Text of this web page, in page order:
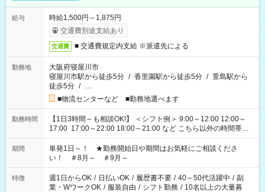
給与
時給1,500円～1,875円
交通費別途支給あり
交通費 ■ 交通費規定内支給 ※派遣先による
勤務地
大阪府寝屋川市
寝屋川市駅から徒歩5分 / 香里園駅から徒歩5分 / 萱島駅から
徒歩5分 / …
■物流センターなど ■勤務地選べます
勤務時間
【1日3時間～も相談OK!】 ＜シフト例＞ 9:00～12:00 12:00～
17:00 17:00～22:00 18:00～21:00 など こちら以外の時間帯も
お気軽にご相談ください！
期間
単発1日～！ ★勤務開始日や期間はお気軽にご相談くださ
い！ ＃8月～ ＃9月～
特徴 週1日からOK / 日払いOK / 履歴書不要 / 40～50代活躍中 / 副
業・WワークOK / 服装自由 / シフト勤務 / 10名以上の大量募